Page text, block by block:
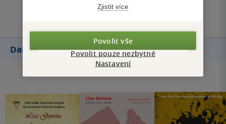
Přidat hodnocení
Další knihy autora
Zjistit více
Povolit vše
Povolit pouze nezbytné
Nastavení